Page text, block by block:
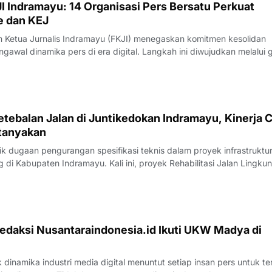
Indramayu: 14 Organisasi Pers Bersatu Perkuat
dan KEJ
Ketua Jurnalis Indramayu (FKJI) menegaskan komitmen kesolidan
dinamika pers di era digital. Langkah ini diwujudkan melalui
bertempat di Rumah Makan Payoe, Jalan Olahraga,
Jalan di Juntikedokan Indramayu, Kinerja
dugaan pengurangan spesifikasi teknis dalam proyek
di Kabupaten Indramayu. Kali ini, proyek Rehabilitasi Jalan
Kecamatan Juntinyuat, berada di bawah sorotan tajam lantaran
Nusantaraindonesia.id Ikuti UKW Madya di
dinamika industri media digital menuntut setiap insan pers untuk